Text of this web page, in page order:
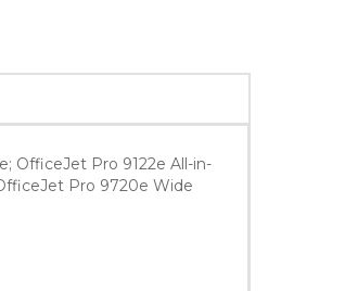
OfficeJet Pro 9122e All-in-
Pro 9720e Wide